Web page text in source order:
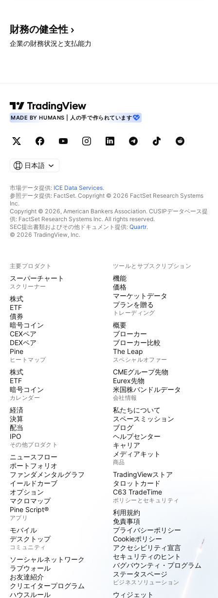
財務の健全性
企業の財務状況と支払能力
MADE BY HUMANS | 人の手で作られています
日本語
市場データ提供: ICE Data Services.
参照データ提供: FactSet. Copyright © 2026 FactSet Research Systems
Inc.
Copyright © 2026, American Bankers Association. CUSIPデータベース提
供: FactSet Research Systems Inc. All rights reserved.
SEC提出書類およびその他ドキュメント提供: Quartr.
© 2026 TradingView, Inc.
主要プロダクト
スーパーチャート
スクリーナー
株式
ETF
債券
暗号コイン
CEXペア
DEXペア
Pine
ヒートマップ
株式
ETF
暗号コイン
カレンダー
経済
決算
配当
IPO
その他プロダクト
ニュースフロー
ポートフォリオ
ファンダメンタルグラフ
イールドカーブ
オプション
マクロマップ
Pine Script®
アプリ
モバイル
デスクトップ
コミュニティ
ソーシャルネットワーク
ラブウォール
お友達紹介
クリエイタープログラム
ハウスルール
ツールとサブスクリプション
機能
価格
マーケットデータ
プランを贈る
トレーディング
概要
ブローカー
ブローカー比較
The Leap
スペシャルオファー
CMEグループ先物
Eurex先物
米国株バンドルデータ
会社情報
私たちについて
スペースミッション
ブログ
ヘルプセンター
キャリア
メディアキット
商品
TradingViewストア
タロットカード
C63 TradeTime
ポリシーとセキュリティ
利用規約
免責事項
プライバシーポリシー
Cookieポリシー
アクセシビリティ宣言
セキュリティのヒント
バグバウンティ・プログラム
ステータスページ
ビジネスソリューション
ウィジェット